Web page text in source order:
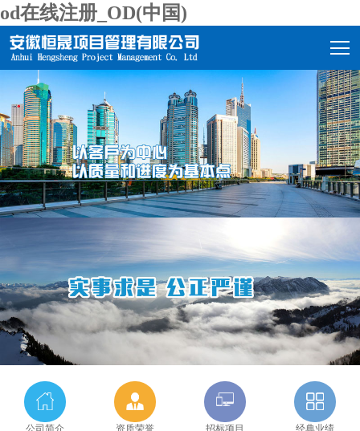
od在线注册_OD(中国)
公司简介 资质荣誉 招标项目 经典业绩